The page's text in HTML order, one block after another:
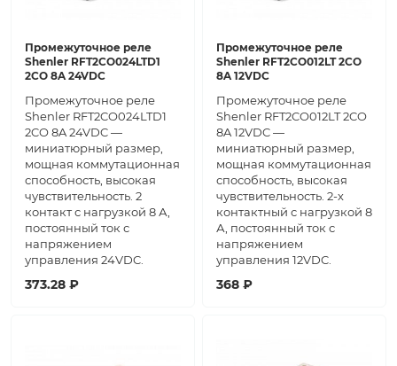
Промежуточное реле
Shenler RFT2CO024LTD1
2CO 8A 24VDC
Промежуточное реле
Shenler RFT2CO024LTD1
2CO 8A 24VDC —
миниатюрный размер,
мощная коммутационная
способность, высокая
чувствительность. 2
контакт с нагрузкой 8 А,
постоянный ток с
напряжением
управления 24VDC.
373.28 ₽
Промежуточное реле
Shenler RFT2CO012LT 2CO
8A 12VDC
Промежуточное реле
Shenler RFT2CO012LT 2CO
8A 12VDC —
миниатюрный размер,
мощная коммутационная
способность, высокая
чувствительность. 2-х
контактный с нагрузкой 8
А, постоянный ток с
напряжением
управления 12VDC.
368 ₽